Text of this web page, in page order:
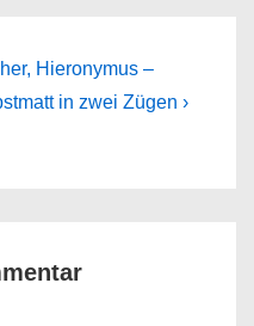
Hieronymus –
in zwei Zügen ›